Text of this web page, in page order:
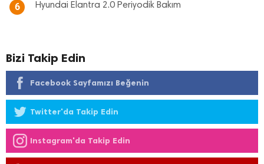
6 Hyundai Elantra 2.0 Periyodik Bakım
Bizi Takip Edin
Facebook Sayfamızı Beğenin
Twitter'da Takip Edin
Instagram'da Takip Edin